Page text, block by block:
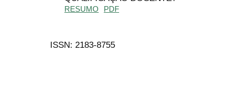
RESUMO PDF
ISSN: 2183-8755